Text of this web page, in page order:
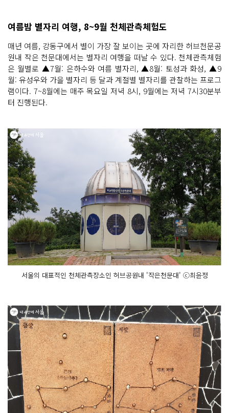
여름밤 별자리 여행, 8~9월 천체관측체험도
매년 여름, 강동구에서 별이 가장 잘 보이는 곳에 자리한 허브천문공
원내 작은 천문대에서는 별자리 여행을 떠날 수 있다. 천체관측체험
은 월별로 ▲7월: 은하수와 여름 별자리, ▲8월: 토성과 화성, ▲9
월: 유성우와 가을 별자리 등 달과 계절별 별자리를 관찰하는 프로그
램이다. 7~8월에는 매주 목요일 저녁 8시, 9월에는 저녁 7시30분부
터 진행된다.
서울의 대표적인 천체관측장소인 허브공원내 '작은천문대' ⓒ최윤정